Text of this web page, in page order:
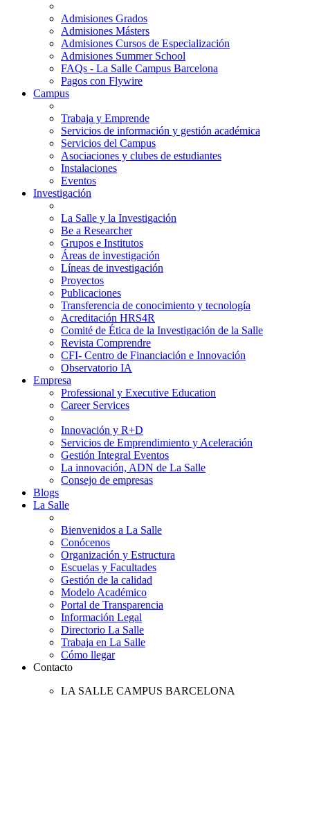
Admisiones Grados
Admisiones Másters
Admisiones Cursos de Especialización
Admisiones Summer School
FAQs - La Salle Campus Barcelona
Pagos con Flywire
Campus
Trabaja y Emprende
Servicios de información y gestión académica
Servicios del Campus
Asociaciones y clubes de estudiantes
Instalaciones
Eventos
Investigación
La Salle y la Investigación
Be a Researcher
Grupos e Institutos
Áreas de investigación
Líneas de investigación
Proyectos
Publicaciones
Transferencia de conocimiento y tecnología
Acreditación HRS4R
Comité de Ética de la Investigación de la Salle
Revista Comprendre
CFI- Centro de Financiación e Innovación
Observatorio IA
Empresa
Professional y Executive Education
Career Services
Innovación y R+D
Servicios de Emprendimiento y Aceleración
Gestión Integral Eventos
La innovación, ADN de La Salle
Consejo de empresas
Blogs
La Salle
Bienvenidos a La Salle
Conócenos
Organización y Estructura
Escuelas y Facultades
Gestión de la calidad
Modelo Académico
Portal de Transparencia
Información Legal
Directorio La Salle
Trabaja en La Salle
Cómo llegar
Contacto
LA SALLE CAMPUS BARCELONA